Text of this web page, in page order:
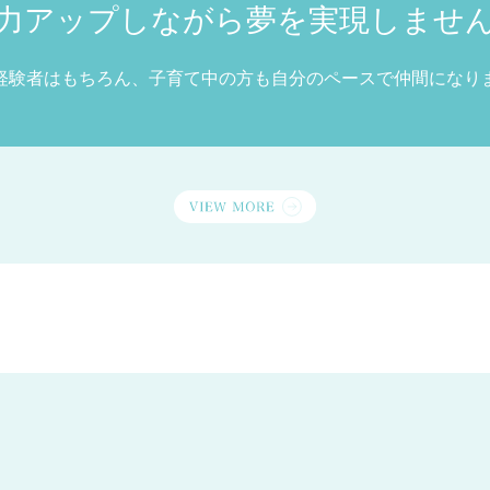
アップしながら夢を実現しませ
験者はもちろん、子育て中の方も自分のペースで仲間になり